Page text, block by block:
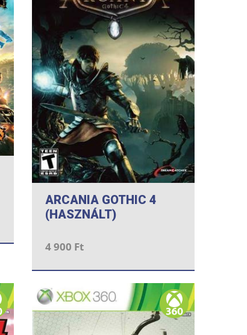
ARCANIA GOTHIC 4
(HASZNÁLT)
4 900 Ft